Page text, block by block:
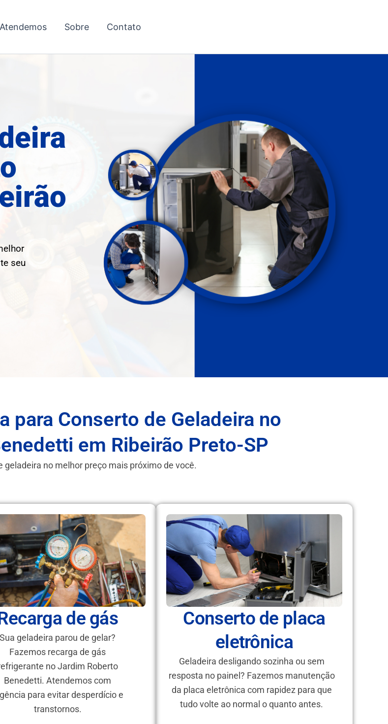
Sobre Contato
seu
para Conserto de Geladeira no
em Ribeirão Preto-SP
geladeira no melhor preço mais próximo de você.
de gás
Sua geladeira parou de gelar?
Fazemos recarga de gás
no Jardim Roberto
Benedetti. Atendemos com
para evitar desperdício e
transtornos.
Conserto de placa
eletrônica
Geladeira desligando sozinha ou sem
resposta no painel? Fazemos manutenção
da placa eletrônica com rapidez para que
tudo volte ao normal o quanto antes.